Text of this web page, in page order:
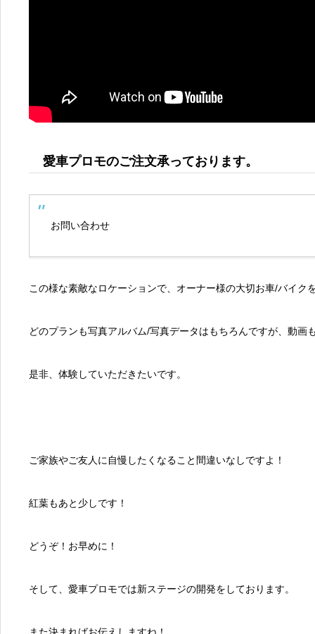
愛車プロモのご注文承っております。
お問い合わせ
この様な素敵なロケーションで、オーナー様の大切お車/バイク
どのプランも写真アルバム/写真データはもちろんですが、動画
是非、体験していただきたいです。
ご家族やご友人に自慢したくなること間違いなしですよ！
紅葉もあと少しです！
どうぞ！お早めに！
そして、愛車プロモでは新ステージの開発をしております。